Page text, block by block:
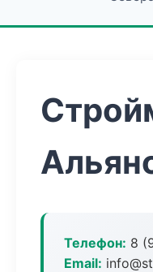
Телефон: 8
Email: